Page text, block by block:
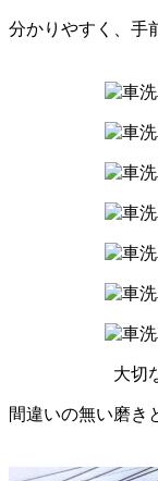
分かりやすく、手
大切
間違いの無い磨き